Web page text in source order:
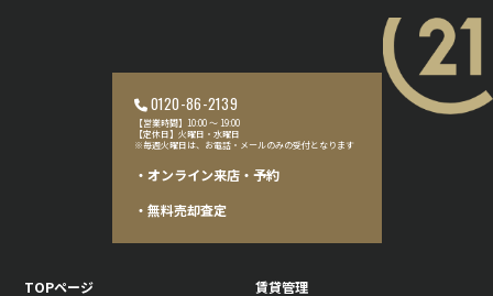
氏名、生年月日、連絡先、申込情報、物件情報、成約情報、
連帯保証人・同居の方の情報等、マイナンバー、上記1項の目
【提供の手段又は方法】
書面・電話・電子メール・インターネット等の情報システム
5. お客様からの開示、訂正、利用停止のご請求
（開示・訂正）
は、ご本人であることをご確認させていただいたうえで特別
な理由が無い限りお答えさせていただきます。
ものに変更させていただきます。
お客様は、お客様の個人情報の利用や第三者への提供につい
0120-86-2139
【営業時間】10:00 〜 19:00
【定休日】火曜日・水曜日
※毎週火曜日は、お電話・メールのみの受付となります
・オンライン来店・予約
・無料売却査定
TOPページ
賃貸管理